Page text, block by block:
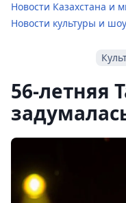
Новости Казахстана и
Новости культуры и
56-летняя